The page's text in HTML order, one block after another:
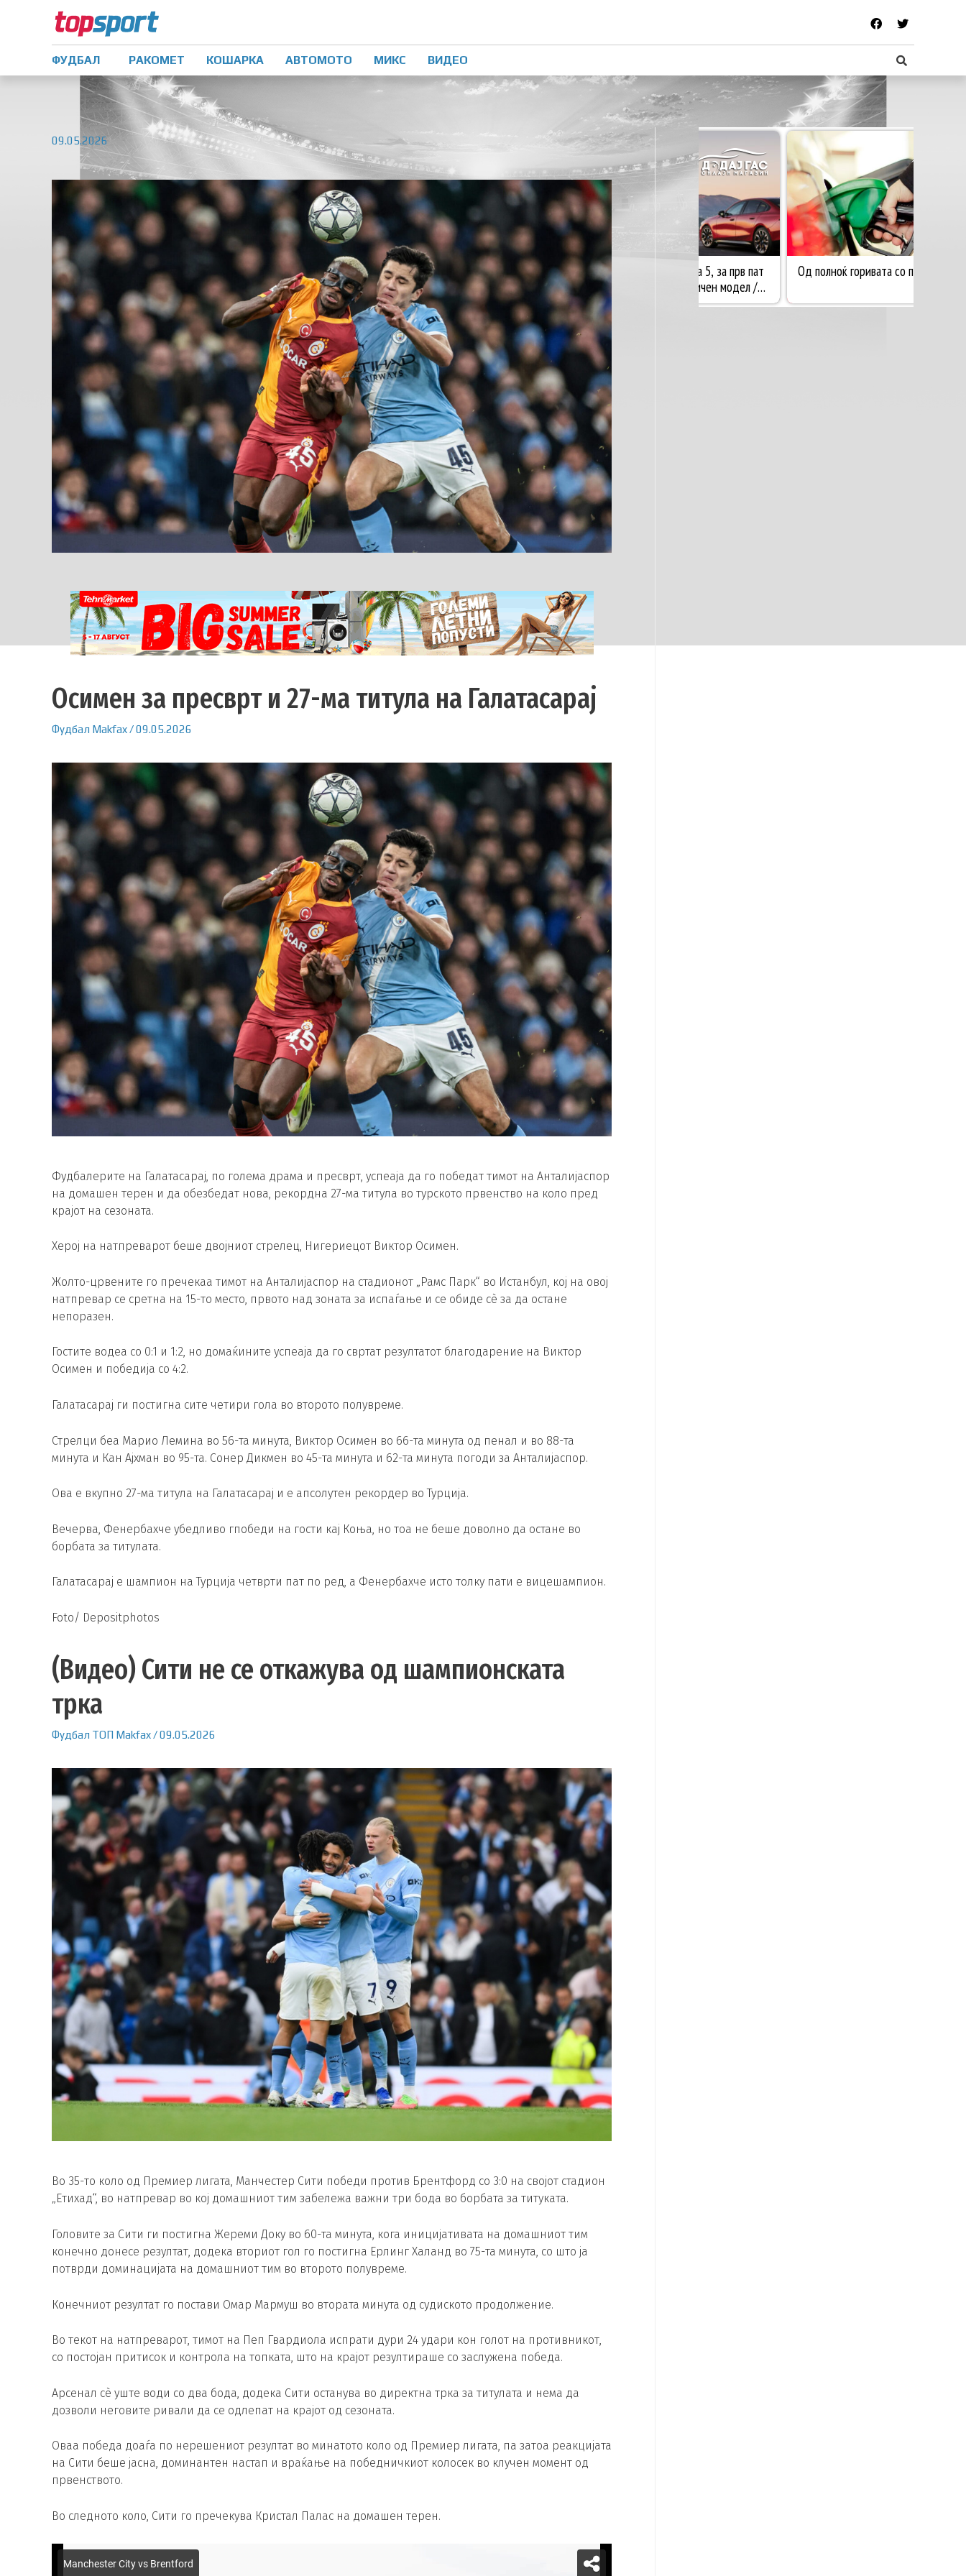
ФУДБАЛ РАКОМЕТ КОШАРКА АВТОМОТО МИКС ВИДЕО
09.05.2026
Осимен за пресврт и 27-ма титула на Галатасарај
Фудбал Makfax/09.05.2026
Фудбалерите на Галатасарај, по голема драма и пресврт, успеаја да го победат тимот на Анталијаспор
на домашен терен и да обезбедат нова, рекордна 27-ма титула во турското првенство на коло пред
крајот на сезоната.
Херој на натпреварот беше двојниот стрелец, Нигериецот Виктор Осимен.
Жолто-црвените го пречекаа тимот на Анталијаспор на стадионот „Рамс Парк“ во Истанбул, кој на овој
натпревар се сретна на 15-то место, првото над зоната за испаѓање и се обиде сè за да остане
непоразен.
Гостите водеа со 0:1 и 1:2, но домаќините успеаја да го свртат резултатот благодарение на Виктор
Осимен и победија со 4:2.
Галатасарај ги постигна сите четири гола во второто полувреме.
Стрелци беа Марио Лемина во 56-та минута, Виктор Осимен во 66-та минута од пенал и во 88-та
минута и Кан Ајхман во 95-та. Сонер Дикмен во 45-та минута и 62-та минута погоди за Анталијаспор.
Ова е вкупно 27-ма титула на Галатасарај и е апсолутен рекордер во Турција.
Вечерва, Фенербахче убедливо гпобеди на гости кај Коња, но тоа не беше доволно да остане во
борбата за титулата.
Галатасарај е шампион на Турција четврти пат по ред, а Фенербахче исто толку пати е вицешампион.
Foto/ Depositphotos
(Видео) Сити не се откажува од шампионската
трка
Фудбал ТОП Makfax/09.05.2026
Во 35-то коло од Премиер лигата, Манчестер Сити победи против Брентфорд со 3:0 на својот стадион
„Етихад“, во натпревар во кој домашниот тим забележа важни три бода во борбата за титуката.
Головите за Сити ги постигна Жереми Доку во 60-та минута, кога иницијативата на домашниот тим
конечно донесе резултат, додека вториот гол го постигна Ерлинг Халанд во 75-та минута, со што ја
потврди доминацијата на домашниот тим во второто полувреме.
Конечниот резултат го постави Омар Мармуш во втората минута од судиското продолжение.
Во текот на натпреварот, тимот на Пеп Гвардиола испрати дури 24 удари кон голот на противникот,
со постојан притисок и контрола на топката, што на крајот резултираше со заслужена победа.
Арсенал сè уште води со два бода, додека Сити останува во директна трка за титулата и нема да
дозволи неговите ривали да се одлепат на крајот од сезоната.
Оваа победа доаѓа по нерешениот резултат во минатото коло од Премиер лигата, па затоа реакцијата
на Сити беше јасна, доминантен настап и враќање на победничкиот колосек во клучен момент од
првенството.
Во следното коло, Сити го пречекува Кристал Палас на домашен терен.